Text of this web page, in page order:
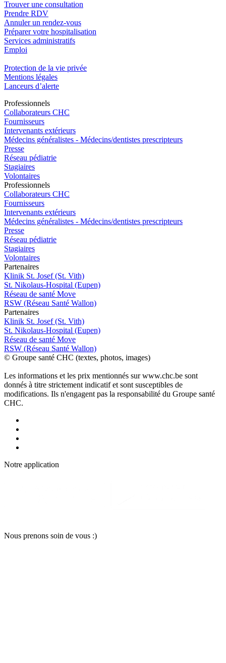
Trouver une consultation
Prendre RDV
Annuler un rendez-vous
Préparer votre hospitalisation
Services administratifs
Emploi​
Protection de la vie privée
Mentions légales
Lanceurs d’alerte
Professionnels
Collaborateurs CHC
Fournisseurs
Intervenants extérieurs
Médecins généralistes - Médecins/dentistes prescripteurs
Presse
Réseau pédiatrie
Stagiaires
Volontaires
Professionnels
Collaborateurs CHC
Fournisseurs
Intervenants extérieurs
Médecins généralistes - Médecins/dentistes prescripteurs
Presse
Réseau pédiatrie
Stagiaires
Volontaires
Partenaires
Klinik St. Josef (St. Vith)
St. Nikolaus-Hospital (Eupen)
Réseau de santé Move
RSW (Réseau Santé Wallon)
Partenaires
Klinik St. Josef (St. Vith)
St. Nikolaus-Hospital (Eupen)
Réseau de santé Move
RSW (Réseau Santé Wallon)
© Groupe santé CHC (textes, photos, images)
Les informations et les prix mentionnés sur www.chc.be sont
donnés à titre strictement indicatif et sont susceptibles de
modifications. Ils n'engagent pas la responsabilité du Groupe santé
CHC.
Notre application
Nous prenons soin de vous :)